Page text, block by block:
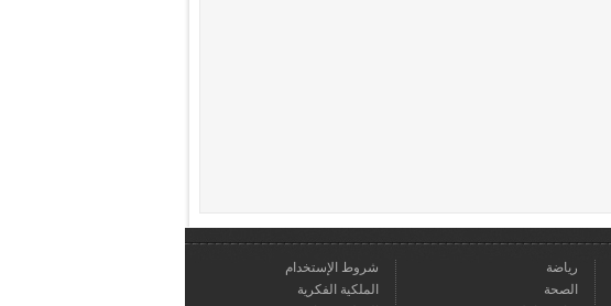
رياضة
الصحة
شروط الإستخدام
الملكية الفكرية